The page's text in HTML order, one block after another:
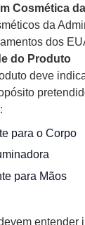
Cosmética
da
dos
do Produto
deve
para o Corpo
para Mãos
entender